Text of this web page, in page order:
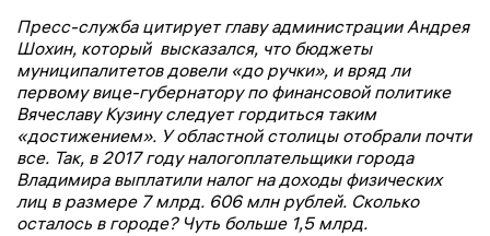
Пресс-служба цитирует главу администрации Андрея
Шохин, который высказался, что бюджеты
муниципалитетов довели «до ручки», и вряд ли
первому вице-губернатору по финансовой политике
Вячеславу Кузину следует гордиться таким
«достижением». У областной столицы отобрали почти
все. Так, в 2017 году налогоплательщики города
Владимира выплатили налог на доходы физических
лиц в размере 7 млрд. 606 млн рублей. Сколько
осталось в городе? Чуть больше 1,5 млрд.